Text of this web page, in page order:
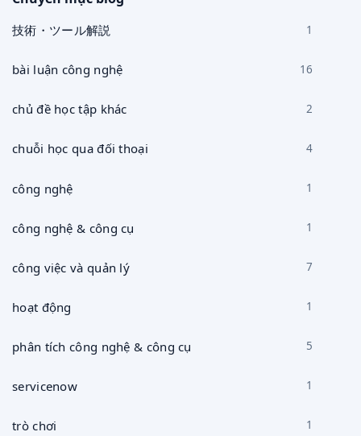
技術・ツール解説 1
bài luận công nghệ 16
chủ đề học tập khác 2
chuỗi học qua đối thoại 4
công nghệ 1
công nghệ & công cụ 1
công việc và quản lý 7
hoạt động 1
phân tích công nghệ & công cụ 5
servicenow 1
trò chơi 1